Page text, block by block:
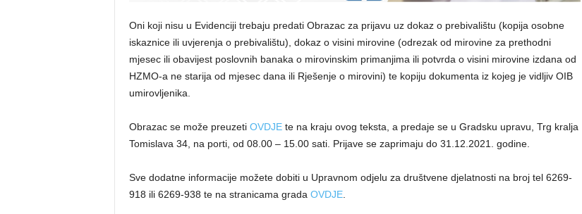
Oni koji nisu u Evidenciji trebaju predati Obrazac za prijavu uz dokaz o prebivalištu (kopija osobne
iskaznice ili uvjerenja o prebivalištu), dokaz o visini mirovine (odrezak od mirovine za prethodni
mjesec ili obavijest poslovnih banaka o mirovinskim primanjima ili potvrda o visini mirovine izdana od
HZMO-a ne starija od mjesec dana ili Rješenje o mirovini) te kopiju dokumenta iz kojeg je vidljiv OIB
umirovljenika.
Obrazac se može preuzeti OVDJE te na kraju ovog teksta, a predaje se u Gradsku upravu, Trg kralja
Tomislava 34, na porti, od 08.00 – 15.00 sati. Prijave se zaprimaju do 31.12.2021. godine.
Sve dodatne informacije možete dobiti u Upravnom odjelu za društvene djelatnosti na broj tel 6269-
918 ili 6269-938 te na stranicama grada OVDJE.